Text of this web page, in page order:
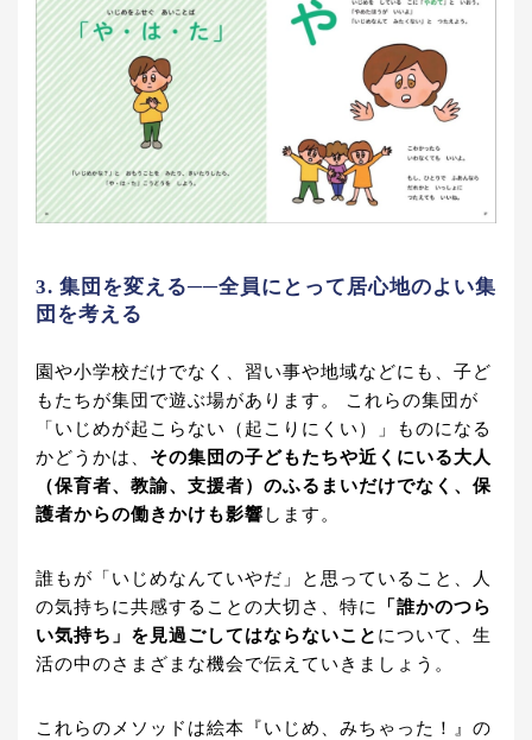
3. 集団を変える──全員にとって居心地のよい集
団を考える
園や小学校だけでなく、習い事や地域などにも、子ど
もたちが集団で遊ぶ場があります。 これらの集団が
「いじめが起こらない（起こりにくい）」ものになる
かどうかは、 その集団の子どもたちや近くにいる大人
（保育者、教諭、支援者）のふるまいだけでなく、保
護者からの働きかけも影響 します。
誰もが「いじめなんていやだ」と思っていること、人
の気持ちに共感することの大切さ、特に
「誰かのつら
い気持ち」を見過ごしてはならないこと について、生
活の中のさまざまな機会で伝えていきましょう。
これらのメソッドは絵本『いじめ、みちゃった！』の